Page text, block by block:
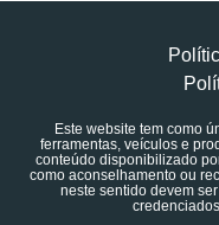
Este website tem como
ferramentas, veículos e
conteúdo disponibilizado
como aconselhamento ou
neste sentido devem